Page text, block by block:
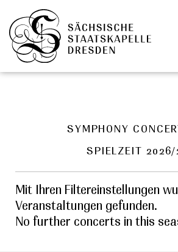
Skip to main content
SYMPHONY
SPIELZEIT 2026/
Mit Ihren Filtereinstellungen
Veranstaltungen gefunden.
No further concerts in this
Cookies management panel